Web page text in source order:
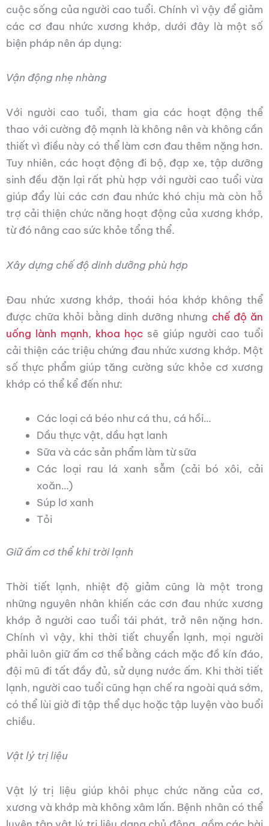
cuộc sống của người cao tuổi. Chính vì vậy để giảm
các cơ đau nhức xương khớp, dưới đây là một số
biện pháp nên áp dụng:
Vận động nhẹ nhàng
Với người cao tuổi, tham gia các hoạt động thể
thao với cường độ mạnh là không nên và không cần
thiết vì điều này có thể làm cơn đau thêm nặng hơn.
Tuy nhiên, các hoạt động đi bộ, đạp xe, tập dưỡng
sinh đều đặn lại rất phù hợp với người cao tuổi vừa
giúp đẩy lùi các cơn đau nhức khó chịu mà còn hỗ
trợ cải thiện chức năng hoạt động của xương khớp,
từ đó nâng cao sức khỏe tổng thể.
Xây dựng chế độ dinh dưỡng phù hợp
Đau nhức xương khớp, thoái hóa khớp không thể
được chữa khỏi bằng dinh dưỡng nhưng chế độ ăn
uống lành mạnh, khoa học sẽ giúp người cao tuổi
cải thiện các triệu chứng đau nhức xương khớp. Một
số thực phẩm giúp tăng cường sức khỏe cơ xương
khớp có thể kể đến như:
Các loại cá béo như cá thu, cá hồi…
Dầu thực vật, dầu hạt lanh
Sữa và các sản phẩm làm từ sữa
Các loại rau lá xanh sẫm (cải bó xôi, cải
xoăn…)
Súp lơ xanh
Tỏi
Giữ ấm cơ thể khi trời lạnh
Thời tiết lạnh, nhiệt độ giảm cũng là một trong
những nguyên nhân khiến các cơn đau nhức xương
khớp ở người cao tuổi tái phát, trở nên nặng hơn.
Chính vì vậy, khi thời tiết chuyển lạnh, mọi người
phải luôn giữ ấm cơ thể bằng cách mặc đồ kín đáo,
đội mũ đi tất đầy đủ, sử dụng nước ấm. Khi thời tiết
lạnh, người cao tuổi cũng hạn chế ra ngoài quá sớm,
có thể lùi giờ đi tập thể dục hoặc tập luyện vào buổi
chiều.
Vật lý trị liệu
Vật lý trị liệu giúp khôi phục chức năng của cơ,
xương và khớp mà không xâm lấn. Bệnh nhân có thể